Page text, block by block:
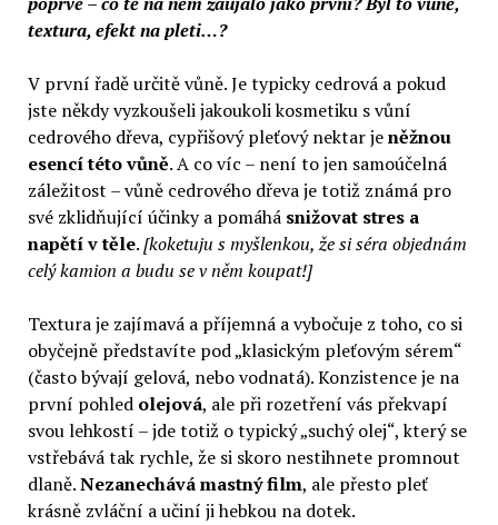
textura, efekt na pleti…?
V první řadě určitě vůně. Je typicky cedrová a pokud
jste někdy vyzkoušeli jakoukoli kosmetiku s vůní
cedrového dřeva, cypřišový pleťový nektar jeněžnou
esencí této vůně. A co víc – není to jen samoúčelná
záležitost – vůně cedrového dřeva je totiž známá pro
své zklidňující účinky a pomáhá snižovat stres a
napětí v těle.[koketuju s myšlenkou, že si séra objednám
celý kamion a budu se v něm koupat!]
Textura je zajímavá a příjemná a vybočuje z toho, co si
obyčejně představíte pod „klasickým pleťovým sérem“
(často bývají gelová, nebo vodnatá). Konzistence je na
první pohled olejová, ale při rozetření vás překvapí
svou lehkostí – jde totiž o typický „suchý olej“, který se
vstřebává tak rychle, že si skoro nestihnete promnout
dlaně.Nezanechává mastný film, ale přesto pleť
krásně zvláční a učiní ji hebkou na dotek.